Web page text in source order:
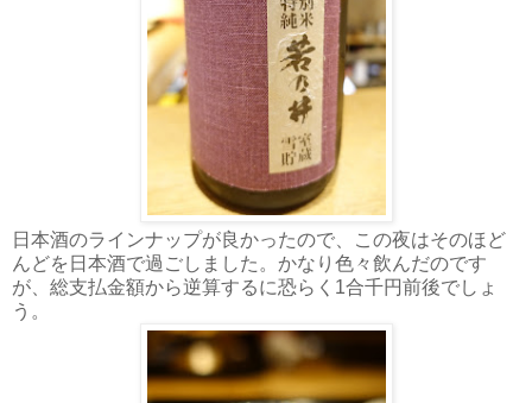
日本酒のラインナップが良かったので、この夜はそのほど
んどを日本酒で過ごしました。かなり色々飲んだのです
が、総支払金額から逆算するに恐らく1合千円前後でしょ
う。